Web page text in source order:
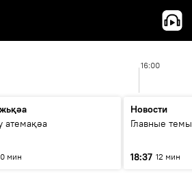
16:00
атемақәа
мин
Новости
Главные темы
18:37 12 мин